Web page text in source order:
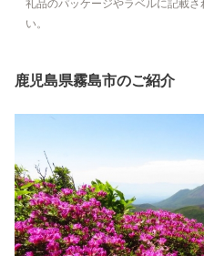
礼品のパッケージやラベルに記載
い。
鹿児島県霧島市のご紹介